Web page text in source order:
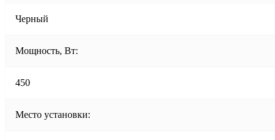
Черный
Мощность, Вт:
450
Место установки: